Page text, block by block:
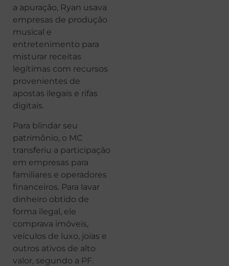
a apuração, Ryan usava
empresas de produção
musical e
entretenimento para
misturar receitas
legítimas com recursos
provenientes de
apostas ilegais e rifas
digitais.
Para blindar seu
patrimônio, o MC
transferiu a participação
em empresas para
familiares e operadores
financeiros. Para lavar
dinheiro obtido de
forma ilegal, ele
comprava imóveis,
veículos de luxo, joias e
outros ativos de alto
valor, segundo a PF.